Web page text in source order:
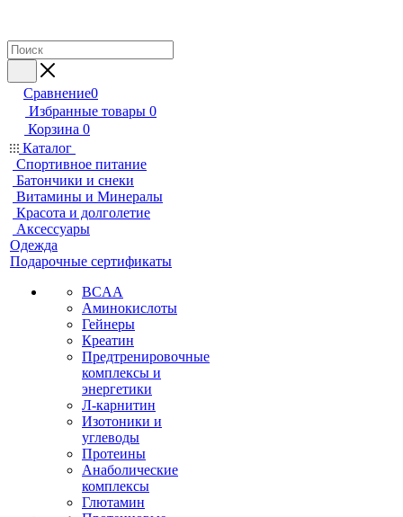
Сравнение0
Избранные товары 0
Корзина 0
Каталог
Спортивное питание
Батончики и снеки
Витамины и Минералы
Красота и долголетие
Аксессуары
Одежда
Подарочные сертификаты
BCAA
Аминокислоты
Гейнеры
Креатин
Предтренировочные
комплексы и
энергетики
Л-карнитин
Изотоники и
углеводы
Протеины
Анаболические
комплексы
Глютамин